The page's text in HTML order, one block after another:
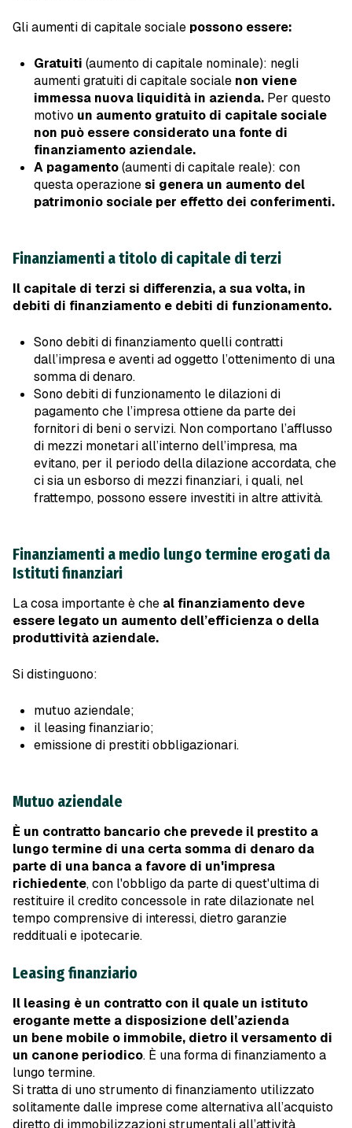
Gli aumenti di capitale sociale possono essere:
Gratuiti (aumento di capitale nominale): negli
aumenti gratuiti di capitale sociale non viene
immessa nuova liquidità in azienda. Per questo
motivo un aumento gratuito di capitale sociale
non può essere considerato una fonte di
finanziamento aziendale.
A pagamento(aumenti di capitale reale): con
questa operazionesi genera un aumento del
patrimonio sociale per effetto dei conferimenti.
Finanziamenti a titolo di capitale di terzi
Il capitale di terzi si differenzia, a sua volta, in
debiti di finanziamento e debiti di funzionamento.
Sono debiti di finanziamento quelli contratti
dall’impresa e aventi ad oggetto l’ottenimento di una
somma di denaro.
Sono debiti di funzionamento le dilazioni di
pagamento che l’impresa ottiene da parte dei
fornitori di beni o servizi. Non comportano l’afflusso
di mezzi monetari all’interno dell’impresa, ma
evitano, per il periodo della dilazione accordata, che
ci sia un esborso di mezzi finanziari, i quali, nel
frattempo, possono essere investiti in altre attività.
Finanziamenti a medio lungo termine erogati da
Istituti finanziari
La cosa importante è che al finanziamento deve
essere legato un aumento dell’efficienza o della
produttività aziendale.
Si distinguono:
mutuo aziendale;
il leasing finanziario;
emissione di prestiti obbligazionari.
Mutuo aziendale
È un contratto bancario che prevede il prestito a
lungo termine di una certa somma di denaro da
parte di una banca a favore di un'impresa
richiedente, con l'obbligo da parte di quest'ultima di
restituire il credito concessole in rate dilazionate nel
tempo comprensive di interessi, dietro garanzie
reddituali e ipotecarie.
Leasing finanziario
Il leasing è un contratto con il quale un istituto
erogante mette a disposizione dell’azienda
un bene mobile o immobile, dietro il versamento di
un canone periodico. È una forma di finanziamento a
lungo termine.
Si tratta di uno strumento di finanziamento utilizzato
solitamente dalle imprese come alternativa all’acquisto
diretto di immobilizzazioni strumentali all’attività